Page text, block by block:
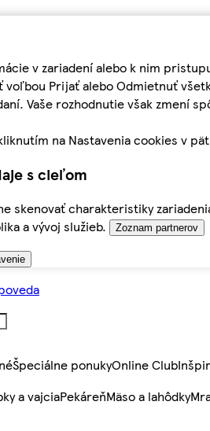
v zariadení alebo k nim
voľbou Prijať alebo Odmietnuť
Vaše rozhodnutie však zmení
na Nastavenia cookies v
s cieľom
skenovať charakteristiky
a vývoj služieb.
Zoznam partnerov
Špeciálne ponukyOnline Club
a vajciaPekáreňMäso a lahôdky